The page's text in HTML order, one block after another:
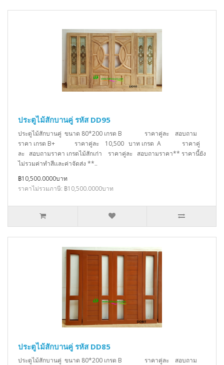
ประตูไม้สักบานคู่ รหัส DD95
ประตูไม้สักบานคู่ ขนาด 80*200 เกรด B ราคาคู่ละ สอบถาม
ราคา เกรด B+ ราคาคู่ละ 10,500 บาท เกรด A ราคาคู่
ละ สอบถามราคา เกรดไม้สักเก่า ราคาคู่ละ สอบถามราคา** ราคานี้ยัง
ไม่รวมค่าทำสีเเละค่าจัดส่ง **..
฿10,500.0000บาท
ราคาไม่รวมภาษี: ฿10,500.0000บาท
ประตูไม้สักบานคู่ รหัส DD85
ประตูไม้สักบานคู่ ขนาด 80*200 เกรด B ราคาคู่ละ สอบถาม